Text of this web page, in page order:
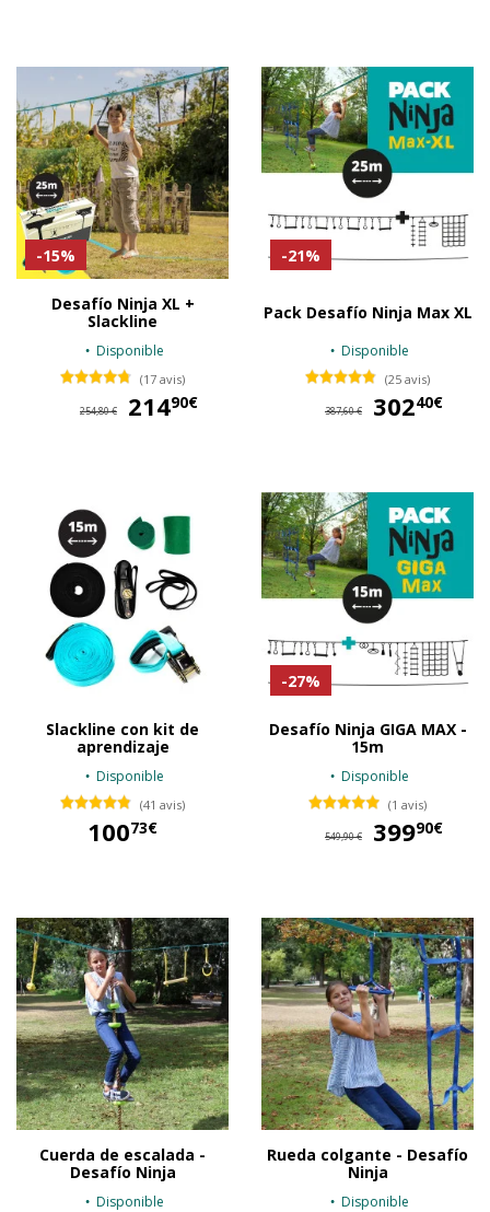
-15%
Desafío Ninja XL +
Slackline
Disponible
(17 avis)
254,80 € 21490€
-21%
Pack Desafío Ninja Max XL
Disponible
(25 avis)
387,60 € 30240€
Slackline con kit de
aprendizaje
Disponible
(41 avis)
10073€
-27%
Desafío Ninja GIGA MAX -
15m
Disponible
(1 avis)
549,90 € 39990€
Cuerda de escalada -
Desafío Ninja
Disponible
Rueda colgante - Desafío
Ninja
Disponible